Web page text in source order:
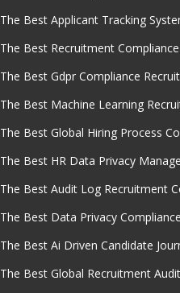
The Best Applicant Tracking
The Best Recruitment
The Best Gdpr Compliance
The Best Machine Learning
The Best Global Hiring Process
The Best HR Data Privacy
The Best Audit Log Recruitment
The Best Data Privacy
The Best Ai Driven Candidate
The Best Global Recruitment